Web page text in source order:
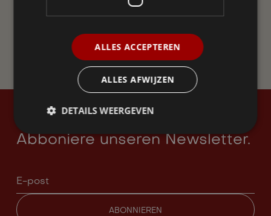
auszutauschen. Halt dich auf dem Laufenden mit
spannenden News, Produktupdates und Mehr.
JETZT BEITRETEN
Neugierig geworden?
Abboniere unseren Newsletter.
ALLES ACCEPTEREN
ALLES AFWIJZEN
DETAILS WEERGEVEN